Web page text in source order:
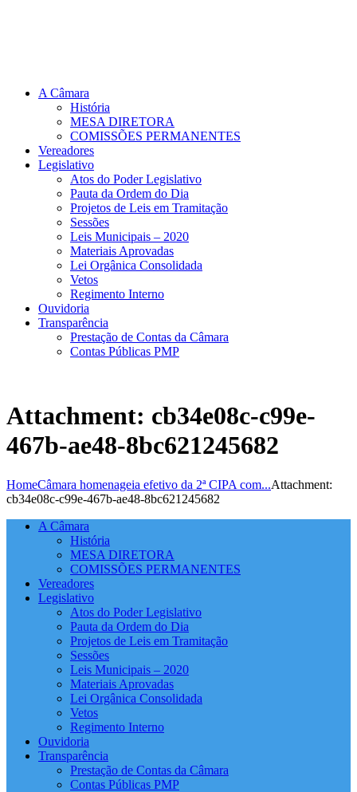
A Câmara
História
MESA DIRETORA
COMISSÕES PERMANENTES
Vereadores
Legislativo
Atos do Poder Legislativo
Pauta da Ordem do Dia
Projetos de Leis em Tramitação
Sessões
Leis Municipais – 2020
Materiais Aprovadas
Lei Orgânica Consolidada
Vetos
Regimento Interno
Ouvidoria
Transparência
Prestação de Contas da Câmara
Contas Públicas PMP
Attachment: cb34e08c-c99e-
467b-ae48-8bc621245682
HomeCâmara homenageia efetivo da 2ª CIPA com...Attachment:
cb34e08c-c99e-467b-ae48-8bc621245682
A Câmara
História
MESA DIRETORA
COMISSÕES PERMANENTES
Vereadores
Legislativo
Atos do Poder Legislativo
Pauta da Ordem do Dia
Projetos de Leis em Tramitação
Sessões
Leis Municipais – 2020
Materiais Aprovadas
Lei Orgânica Consolidada
Vetos
Regimento Interno
Ouvidoria
Transparência
Prestação de Contas da Câmara
Contas Públicas PMP